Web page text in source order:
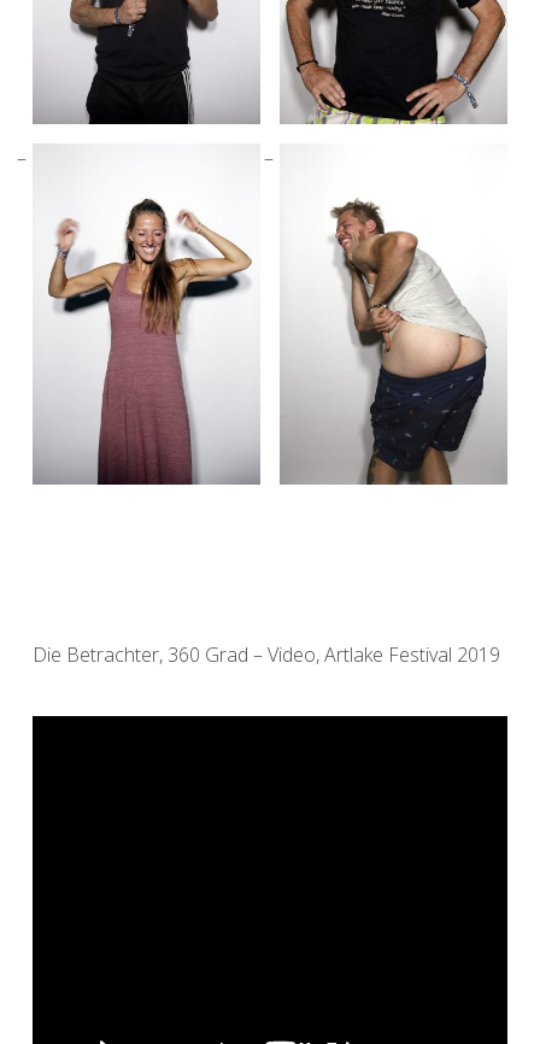
Die Betrachter, 360 Grad – Video, Artlake Festival 2019